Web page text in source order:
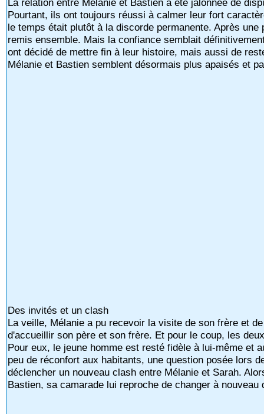
Pourtant, ils ont toujours réussi à calmer leur fort
le temps était plutôt à la discorde permanente. Après
remis ensemble. Mais la confiance semblait
ont décidé de mettre fin à leur histoire, mais aussi de
Mélanie et Bastien semblent désormais plus apaisés et
Des invités et un clash
La veille, Mélanie a pu recevoir la visite de son frère et
d'accueillir son père et son frère. Et pour le coup, les
Pour eux, le jeune homme est resté fidèle à lui-même et
peu de réconfort aux habitants, une question posée lors
déclencher un nouveau clash entre Mélanie et Sarah.
Bastien, sa camarade lui reproche de changer à nouveau